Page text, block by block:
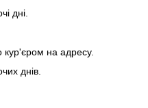
дні.
кур'єром на адресу.
днів.